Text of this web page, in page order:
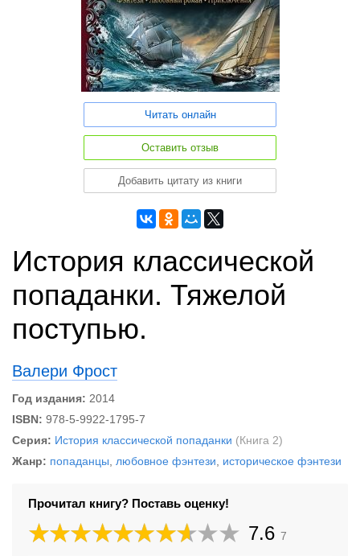
Читать онлайн
Оставить отзыв
Добавить цитату из книги
История классической
попаданки. Тяжелой
поступью.
Валери Фрост
Год издания: 2014
ISBN: 978-5-9922-1795-7
Серия: История классической попаданки (Книга 2)
Жанр: попаданцы любовное фэнтези историческое фэнтези
Прочитал книгу? Поставь оценку!
7.6 7